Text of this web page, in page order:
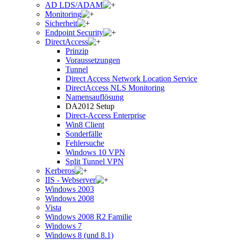
AD LDS/ADAM
Monitoring
Sicherheit
Endpoint Security
DirectAccess
Prinzip
Voraussetzungen
Tunnel
Direct Access Network Location Service
DirectAccess NLS Monitoring
Namensauflösung
DA2012 Setup
Direct-Access Enterprise
Win8 Client
Sonderfälle
Fehlersuche
Windows 10 VPN
Split Tunnel VPN
Kerberos
IIS - Webserver
Windows 2003
Windows 2008
Vista
Windows 2008 R2 Familie
Windows 7
Windows 8 (und 8.1)